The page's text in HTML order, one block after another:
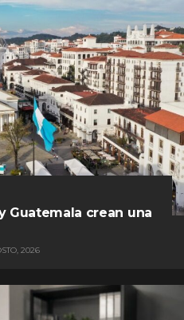
Guatemala crean una
2026